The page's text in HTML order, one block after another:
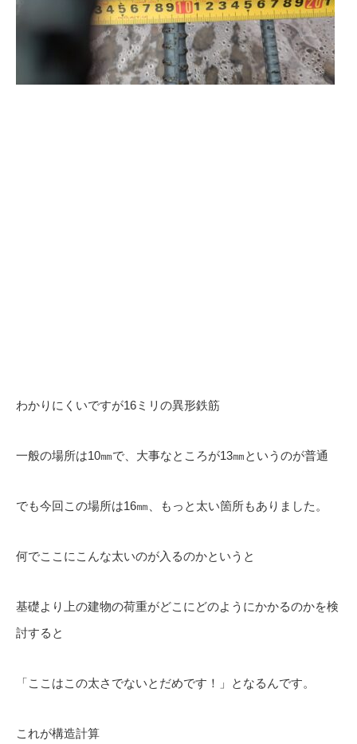
わかりにくいですが16ミリの異形鉄筋
一般の場所は10㎜で、大事なところが13㎜というのが普通
でも今回この場所は16㎜、もっと太い箇所もありました。
何でここにこんな太いのが入るのかというと
基礎より上の建物の荷重がどこにどのようにかかるのかを検
討すると
「ここはこの太さでないとだめです！」となるんです。
これが構造計算